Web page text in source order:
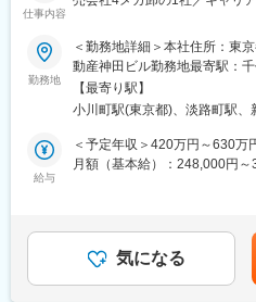
8:30出勤、朝礼参加
10:00顧客訪問
12:00打合せ・商談
12:45勉強会参加
昼食
14:20顧客訪問
17:00帰社、内勤業務
面接での評価、ご本人様の希
営業所・拠点へ配属になります
1拠点あたり6～12名程のMS
仕事内容
（土日祝休み）】
■業務内容：
・物流センターの企画立案や
当社の根幹に関わる業務に携わ
当社並びにクループ全体の物
ポジションとなるため、裁量
網羅的に下記の業務に携わっ
・物流センターや拠点の企画立
勤務地
＜勤務地詳細＞本社住所：東
動産神田ビル勤務地最寄駅：
策：屋内喫煙可能場所あり変
【最寄り駅】
小川町駅(東京都)、淡路町駅、
給与
＜予定年収＞420万円～630万
月額（基本給）：248,000円
通じて上下する可能性があり
表記です。気になる